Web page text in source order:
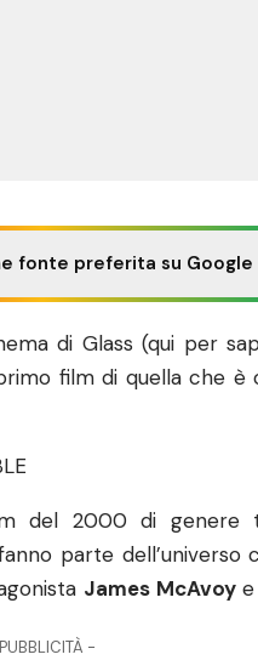
fonte preferita su Google
di Glass (qui per
film di quella che è
del 2000 di genere
parte dell’universo
James McAvoye
-